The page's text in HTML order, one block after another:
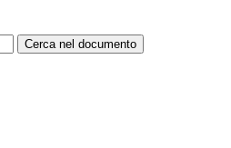
Cerca nel documento